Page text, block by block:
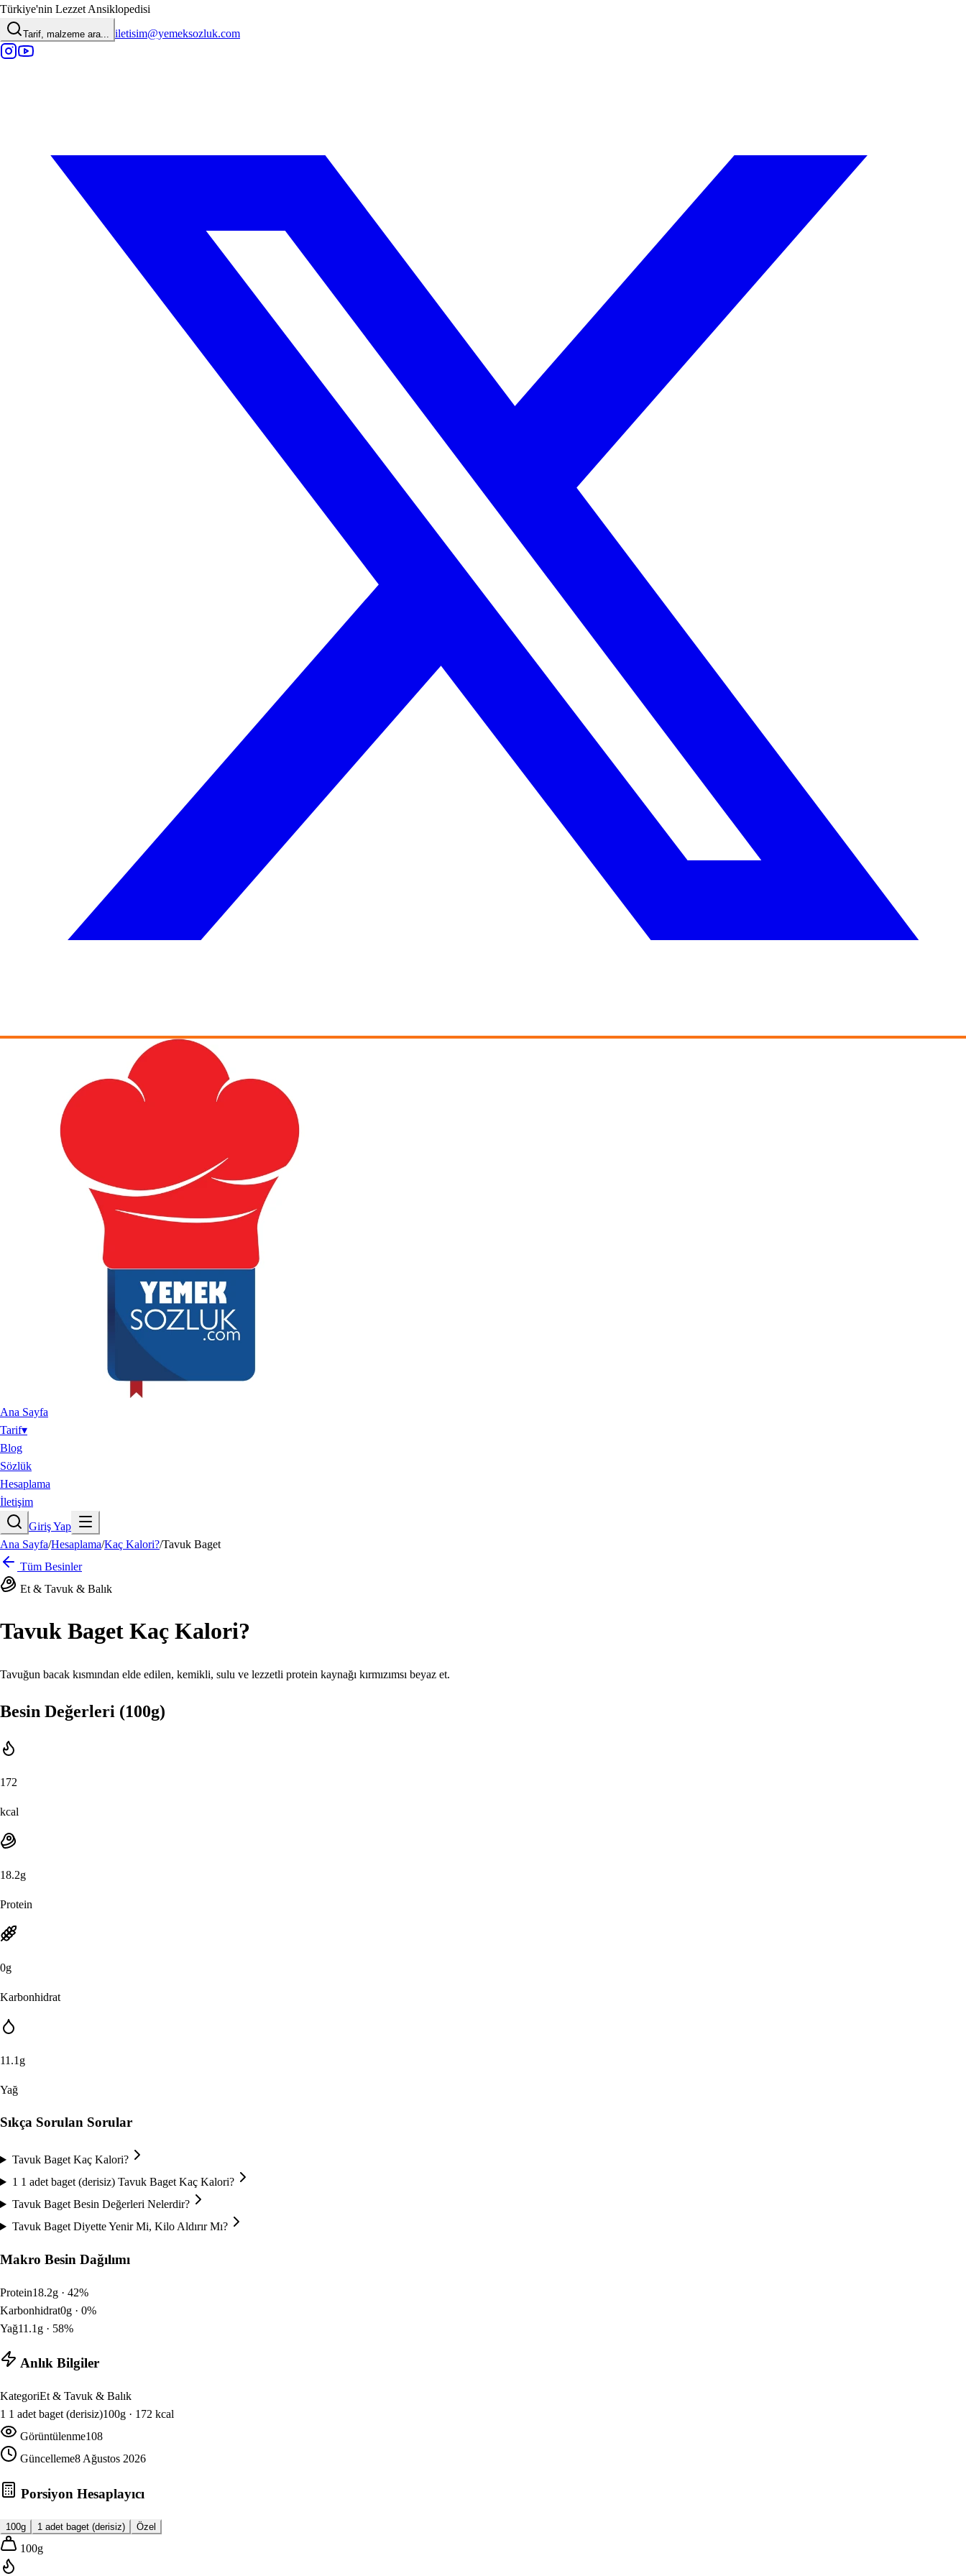
Türkiye'nin Lezzet Ansiklopedisi
Tarif, malzeme ara... iletisim@yemeksozluk.com
Ana Sayfa
Tarif▾
Blog
Sözlük
Hesaplama
İletişim
Giriş Yap
Ana Sayfa/Hesaplama/Kaç Kalori?/Tavuk Baget
Tüm Besinler
Et & Tavuk & Balık
Tavuk Baget Kaç Kalori?
Tavuğun bacak kısmından elde edilen, kemikli, sulu ve lezzetli protein kaynağı kırmızımsı beyaz et.
Besin Değerleri (100g)
172
kcal
18.2g
Protein
0g
Karbonhidrat
11.1 g
Yağ
Sıkça Sorulan Sorular
Tavuk Baget Kaç Kalori?
1 1 adet baget (derisiz) Tavuk Baget Kaç Kalori?
Tavuk Baget Besin Değerleri Nelerdir?
Tavuk Baget Diyette Yenir Mi, Kilo Aldırır Mı?
Makro Besin Dağılımı
Protein18.2g · 42%
Karbonhidrat0g · 0%
Yağ11.1 g · 58%
Anlık Bilgiler
KategoriEt & Tavuk & Balık
1 1 adet baget (derisiz)100g · 172 kcal
Görüntülenme108
Güncelleme8 Ağustos 2026
Porsiyon Hesaplayıcı
100g 1 adet baget (derisiz) Özel
100g